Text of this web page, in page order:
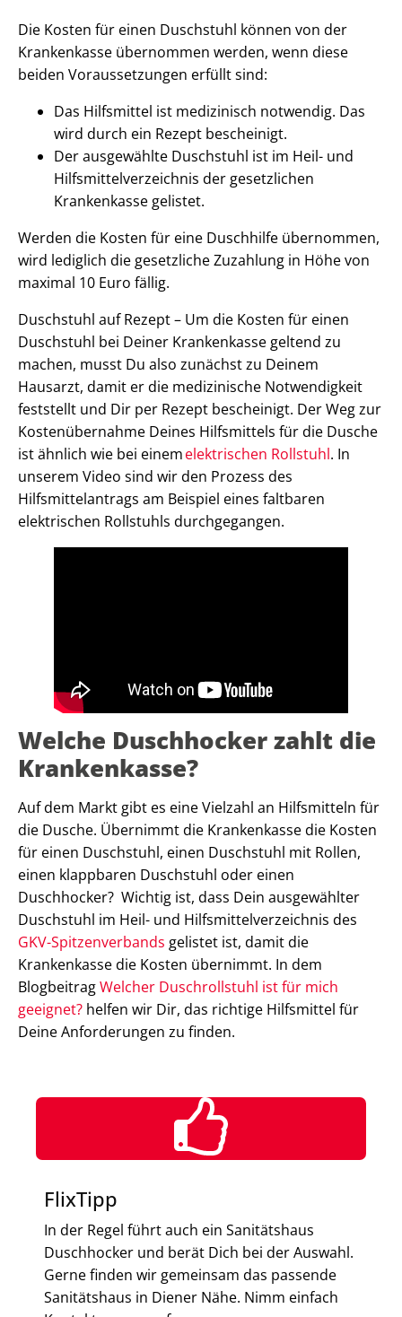
Die Kosten für einen Duschstuhl können von der
Krankenkasse übernommen werden, wenn diese
beiden Voraussetzungen erfüllt sind:
Das Hilfsmittel ist medizinisch notwendig. Das
wird durch ein Rezept bescheinigt.
Der ausgewählte Duschstuhl ist im Heil- und
Hilfsmittelverzeichnis der gesetzlichen
Krankenkasse gelistet.
Werden die Kosten für eine Duschhilfe übernommen,
wird lediglich die gesetzliche Zuzahlung in Höhe von
maximal 10 Euro fällig.
Duschstuhl auf Rezept – Um die Kosten für einen
Duschstuhl bei Deiner Krankenkasse geltend zu
machen, musst Du also zunächst zu Deinem
Hausarzt, damit er die medizinische Notwendigkeit
feststellt und Dir per Rezept bescheinigt. Der Weg zur
Kostenübernahme Deines Hilfsmittels für die Dusche
ist ähnlich wie bei einemelektrischen Rollstuhl. In
unserem Video sind wir den Prozess des
Hilfsmittelantrags am Beispiel eines faltbaren
elektrischen Rollstuhls durchgegangen.
Welche Duschhocker zahlt die
Krankenkasse?
Auf dem Markt gibt es eine Vielzahl an Hilfsmitteln für
die Dusche. Übernimmt die Krankenkasse die Kosten
für einen Duschstuhl, einen Duschstuhl mit Rollen,
einen klappbaren Duschstuhl oder einen
Duschhocker? Wichtig ist, dass Dein ausgewählter
Duschstuhl im Heil- und Hilfsmittelverzeichnis des
GKV-Spitzenverbands gelistet ist, damit die
Krankenkasse die Kosten übernimmt. In dem
BlogbeitragWelcher Duschrollstuhl ist für mich
geeignet? helfen wir Dir, das richtige Hilfsmittel für
Deine Anforderungen zu finden.
FlixTipp
In der Regel führt auch ein Sanitätshaus
Duschhocker und berät Dich bei der Auswahl.
Gerne finden wir gemeinsam das passende
Sanitätshaus in Diener Nähe. Nimm einfach